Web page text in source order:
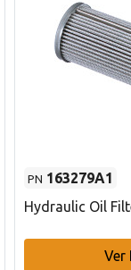
PN 163279A1
Hydraulic Oil
Ver